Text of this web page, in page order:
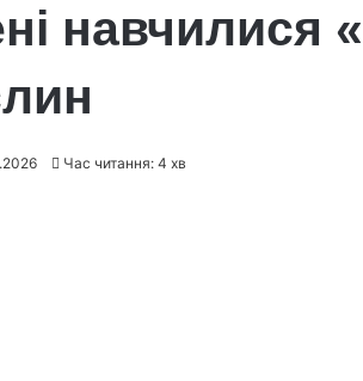
навчилися
Час читання: 4 хв